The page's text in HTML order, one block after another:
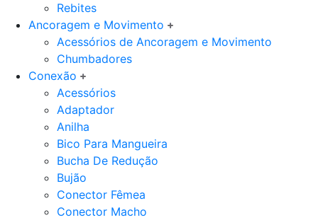
Rebites
Ancoragem e Movimento
Acessórios de Ancoragem e Movimento
Chumbadores
Conexão
Acessórios
Adaptador
Anilha
Bico Para Mangueira
Bucha De Redução
Bujão
Conector Fêmea
Conector Macho